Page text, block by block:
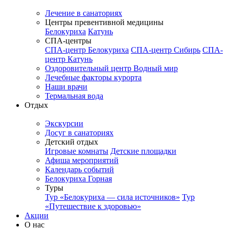
Лечение в санаториях
Центры превентивной медицины
Белокуриха Катунь
СПА-центры
СПА-центр Белокуриха СПА-центр Сибирь СПА-
центр Катунь
Оздоровительный центр Водный мир
Лечебные факторы курорта
Наши врачи
Термальная вода
Отдых
Экскурсии
Досуг в санаториях
Детский отдых
Игровые комнаты Детские площадки
Афиша мероприятий
Календарь событий
Белокуриха Горная
Туры
Тур «Белокуриха — сила источников» Тур
«Путешествие к здоровью»
Акции
О нас